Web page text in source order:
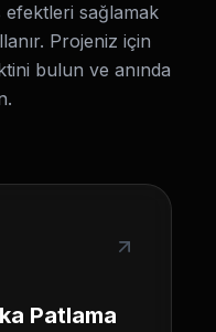
efektleri sağlamak
Projeniz için
bulun ve anında
Patlama